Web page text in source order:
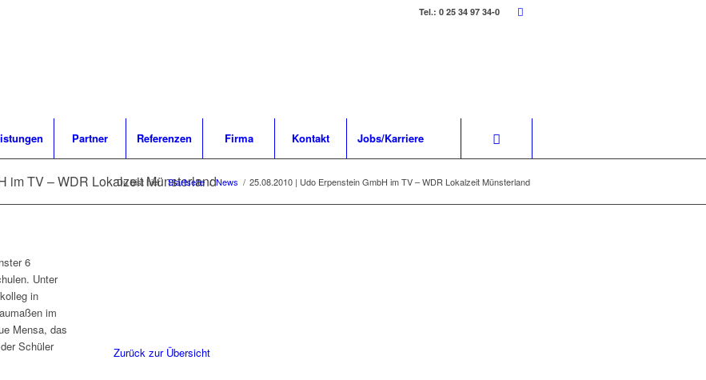
Tel.: 0 25 34 97 34-0
Partner Referenzen Firma Kontakt Jobs/Karriere
im TV – WDR Lokalzeit Münsterland
Du bist hier: Startseite / News / 25.08.2010 | Udo Erpenstein GmbH im TV – WDR Lokalzeit Münsterland
6
Unter
in
im
Mensa, das
Schüler
Zurück zur Übersicht